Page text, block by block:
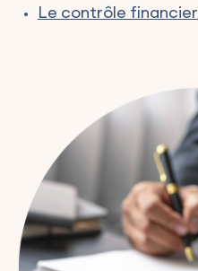
Le contrôle financier